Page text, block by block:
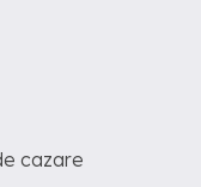
cazare